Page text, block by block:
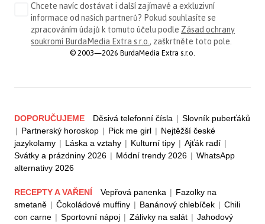
Chcete navíc dostávat i další zajímavé a exkluzivní
informace od našich partnerů? Pokud souhlasíte se
zpracováním údajů k tomuto účelu podle Zásad ochrany
soukromí BurdaMedia Extra s.r.o., zaškrtněte toto pole.
© 2003—2026 BurdaMedia Extra s.r.o.
DOPORUČUJEME Děsivá telefonní čísla | Slovník puberťáků
| Partnerský horoskop | Pick me girl | Nejtěžší české
jazykolamy | Láska a vztahy | Kulturní tipy | Ajťák radí |
Svátky a prázdniny 2026 | Módní trendy 2026 | WhatsApp
alternativy 2026
RECEPTY A VAŘENÍ Vepřová panenka | Fazolky na
smetaně | Čokoládové muffiny | Banánový chlebíček | Chili
con carne | Sportovní nápoj | Zálivky na salát | Jahodový